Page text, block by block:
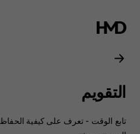
Nokia
7
Plus
user
التقويم
تابع الوقت - تعرف على كيفية